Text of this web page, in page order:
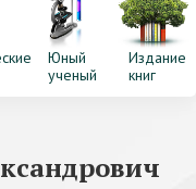
Юный
ученый
Издание
книг